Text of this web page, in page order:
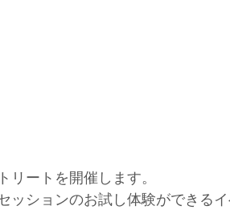
ートを開催します。
ッションのお試し体験ができる